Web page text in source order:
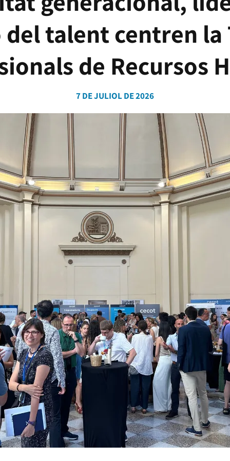
talent centren la
de Recursos
7 DE JULIOL DE 2026